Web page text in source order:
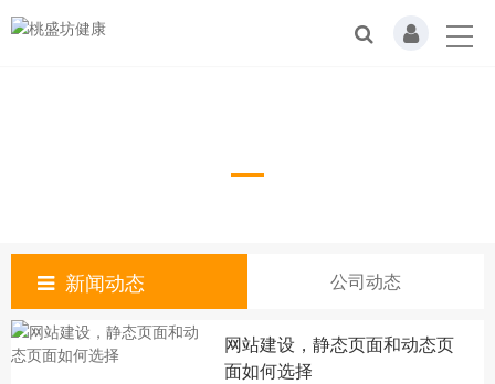
新闻动态 公司动态
网站建设，静态页面和动态页
面如何选择